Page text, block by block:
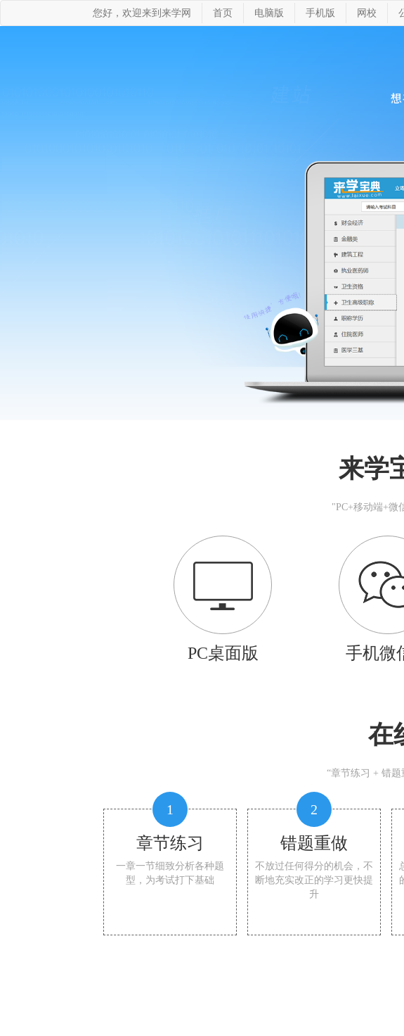
您好，欢迎来到来学网 首页 电脑版 手机版 网校
来学
"PC+移动端+微
PC桌面版 手机微
在
“章节练习 + 错
1
章节练习
一章一节细致分析各种题
型，为考试打下基础
2
错题重做
不放过任何得分的机会，不
断地充实改正的学习更快提
升